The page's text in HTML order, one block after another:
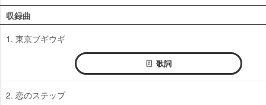
収録曲
1. 東京ブギウギ
歌詞
2. 恋のステップ